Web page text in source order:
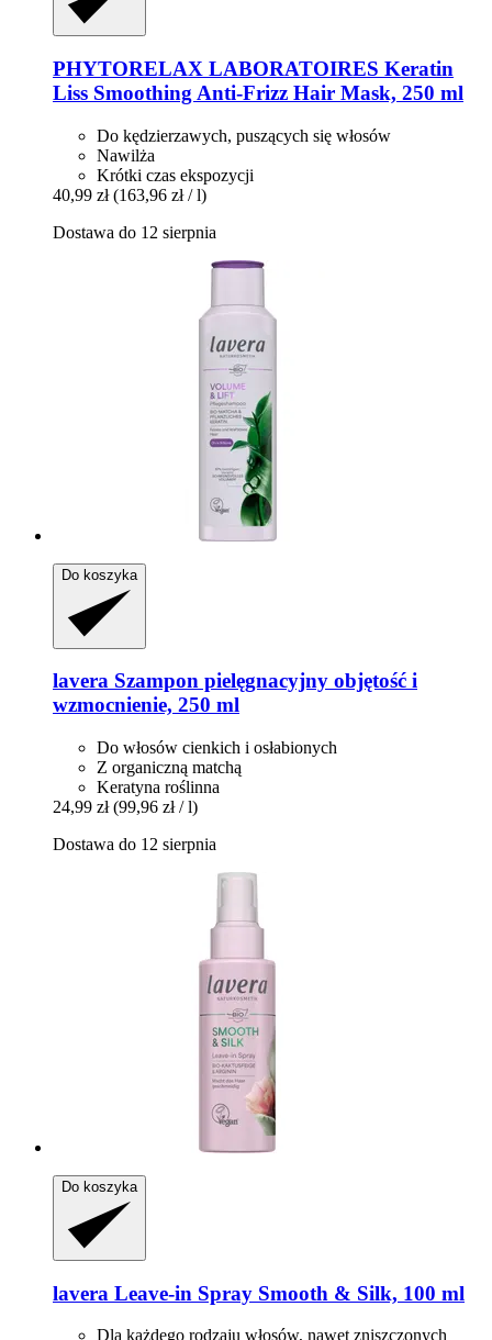
PHYTORELAX LABORATOIRES Keratin
Liss Smoothing Anti-​Frizz Hair Mask, 250 ml
Do kędzierzawych, puszących się włosów
Nawilża
Krótki czas ekspozycji
40,99 zł (163,96 zł / l)
Dostawa do 12 sierpnia
Do koszyka
lavera Szampon pielęgnacyjny objętość i
wzmocnienie, 250 ml
Do włosów cienkich i osłabionych
Z organiczną matchą
Keratyna roślinna
24,99 zł (99,96 zł / l)
Dostawa do 12 sierpnia
Do koszyka
lavera Leave-​in Spray Smooth & Silk, 100 ml
Dla każdego rodzaju włosów, nawet zniszczonych